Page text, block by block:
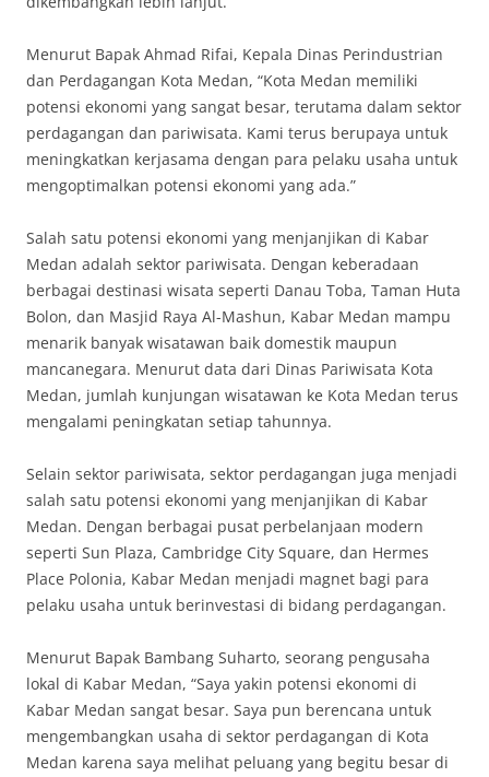
Menurut Bapak Ahmad Rifai, Kepala Dinas Perindustrian
dan Perdagangan Kota Medan, “Kota Medan memiliki
potensi ekonomi yang sangat besar, terutama dalam sektor
perdagangan dan pariwisata. Kami terus berupaya untuk
meningkatkan kerjasama dengan para pelaku usaha untuk
mengoptimalkan potensi ekonomi yang ada.”
Salah satu potensi ekonomi yang menjanjikan di Kabar
Medan adalah sektor pariwisata. Dengan keberadaan
berbagai destinasi wisata seperti Danau Toba, Taman Huta
Bolon, dan Masjid Raya Al-Mashun, Kabar Medan mampu
menarik banyak wisatawan baik domestik maupun
mancanegara. Menurut data dari Dinas Pariwisata Kota
Medan, jumlah kunjungan wisatawan ke Kota Medan terus
mengalami peningkatan setiap tahunnya.
Selain sektor pariwisata, sektor perdagangan juga menjadi
salah satu potensi ekonomi yang menjanjikan di Kabar
Medan. Dengan berbagai pusat perbelanjaan modern
seperti Sun Plaza, Cambridge City Square, dan Hermes
Place Polonia, Kabar Medan menjadi magnet bagi para
pelaku usaha untuk berinvestasi di bidang perdagangan.
Menurut Bapak Bambang Suharto, seorang pengusaha
lokal di Kabar Medan, “Saya yakin potensi ekonomi di
Kabar Medan sangat besar. Saya pun berencana untuk
mengembangkan usaha di sektor perdagangan di Kota
Medan karena saya melihat peluang yang begitu besar di